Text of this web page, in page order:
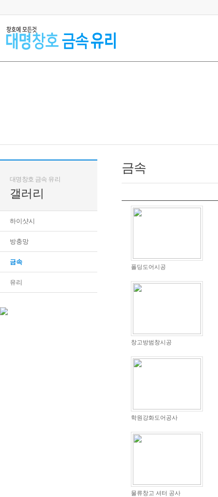
대명창호 금속 유리
갤러리
하이샷시
방충망
금속
유리
금속
폴딩도어시공
창고방범창시공
학원강화도어공사
물류창고 셔터 공사